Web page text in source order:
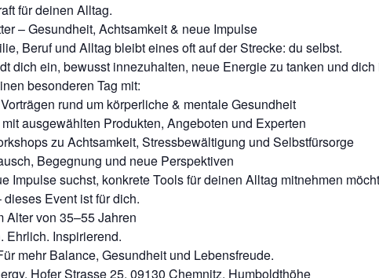
für deinen Alltag.
– Gesundheit, Achtsamkeit & neue Impulse
Beruf und Alltag bleibt eines oft auf der Strecke: du selbst.
dich ein, bewusst innezuhalten, neue Energie zu tanken und
besonderen Tag mit:
rund um körperliche & mentale Gesundheit
ausgewählten Produkten, Angeboten und Experten
zu Achtsamkeit, Stressbewältigung und Selbstfürsorge
Begegnung und neue Perspektiven
Impulse suchst, konkrete Tools für deinen Alltag mitnehmen
Event ist für dich.
Alter von 35–55 Jahren
Ehrlich. Inspirierend.
mehr Balance, Gesundheit und Lebensfreude.
Hofer Strasse 25, 09130 Chemnitz, Humboldthöhe